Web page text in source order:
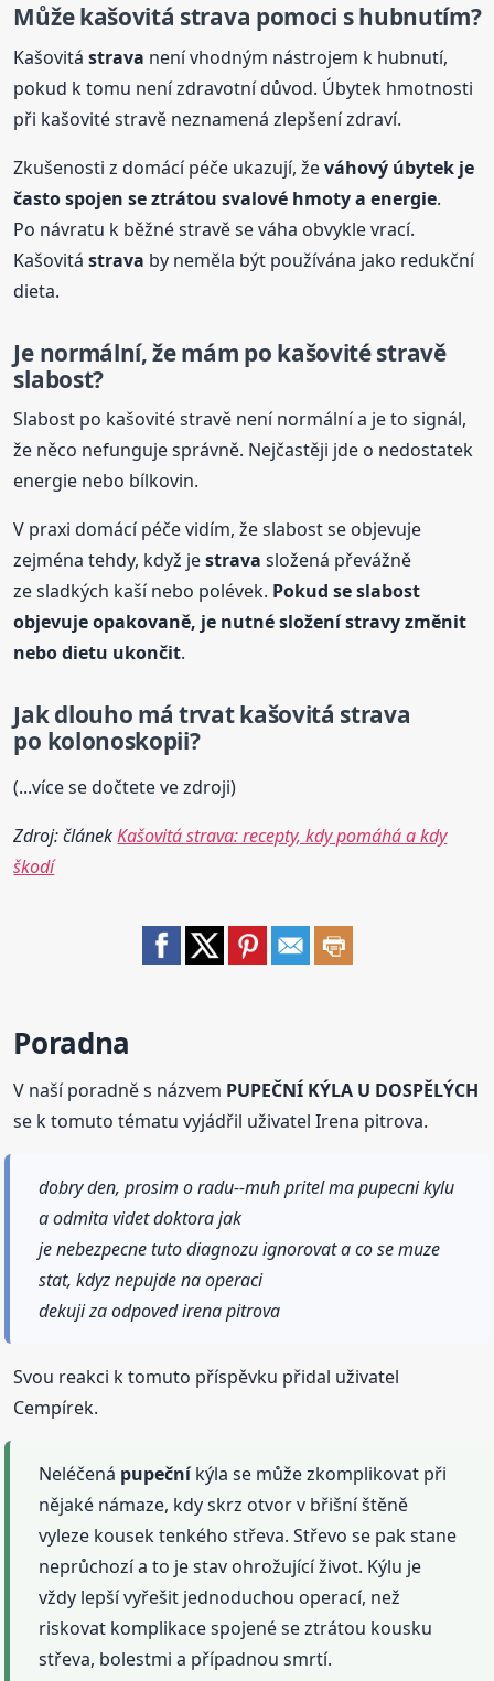
Může kašovitá strava pomoci s hubnutím?
Kašovitástrava není vhodným nástrojem k hubnutí,
pokud k tomu není zdravotní důvod. Úbytek hmotnosti
při kašovité stravě neznamená zlepšení zdraví.
Zkušenosti z domácí péče ukazují, ževáhový úbytek je
často spojen se ztrátou svalové hmoty a energie.
Po návratu k běžné stravě se váha obvykle vrací.
Kašovitástrava by neměla být používána jako redukční
dieta.
Je normální, že mám po kašovité stravě
slabost?
Slabost po kašovité stravě není normální a je to signál,
že něco nefunguje správně. Nejčastěji jde o nedostatek
energie nebo bílkovin.
V praxi domácí péče vidím, že slabost se objevuje
zejména tehdy, když jestrava složená převážně
ze sladkých kaší nebo polévek. Pokud se slabost
objevuje opakovaně, je nutné složení stravy změnit
nebo dietu ukončit.
Jak dlouho má trvat kašovitá strava
po kolonoskopii?
(...více se dočtete ve zdroji)
Zdroj: článekKašovitá strava: recepty, kdy pomáhá a kdy
škodí
Poradna
V naší poradně s názvem PUPEČNÍ KÝLA U DOSPĚLÝCH
se k tomuto tématu vyjádřil uživatel Irena pitrova.
dobry den, prosim o radu--muh pritel ma pupecni kylu
a odmita videt doktora jak
je nebezpecne tuto diagnozu ignorovat a co se muze
stat, kdyz nepujde na operaci
dekuji za odpoved irena pitrova
Svou reakci k tomuto příspěvku přidal uživatel
Cempírek.
Neléčená pupečníkýla se může zkomplikovat při
nějaké námaze, kdy skrz otvor v břišní štěně
vyleze kousek tenkého střeva. Střevo se pak stane
neprůchozí a to je stav ohrožující život. Kýlu je
vždy lepší vyřešit jednoduchou operací, než
riskovat komplikace spojené se ztrátou kousku
střeva, bolestmi a případnou smrtí.